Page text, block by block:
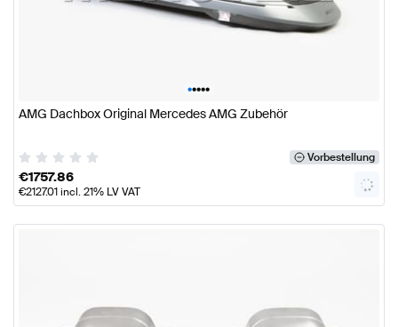
•••••
AMG Dachbox Original Mercedes AMG Zubehör
Vorbestellung
€1757.86
€2127.01incl. 21% LV VAT